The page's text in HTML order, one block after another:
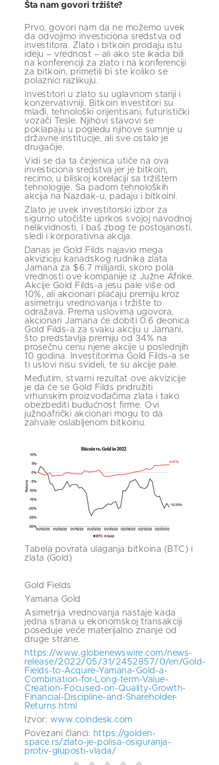
Šta nam govori tržište?
Prvo, govori nam da ne možemo uvek
da odvojimo investiciona sredstva od
investitora. Zlato i bitkoin prodaju istu
ideju – vrednost – ali ako ste ikada bili
na konferenciji za zlato i na konferenciji
za bitkoin, primetili bi ste koliko se
polaznici razlikuju.
Investitori u zlato su uglavnom stariji i
konzervativniji. Bitkoin investitori su
mlađi, tehnološki orijentisani, futuristički
vozači Tesle. Njihovi stavovi se
poklapaju u pogledu njihove sumnje u
državne institucije, ali sve ostalo je
drugačije.
Vidi se da ta činjenica utiče na ova
investiciona sredstva jer je bitkoin,
recimo, u bliskoj korelaciji sa tržištem
tehnologije. Sa padom tehnoloških
akcija na Nazdak-u, padaju i bitkoini.
Zlato je uvek investitorski izbor za
sigurno utočište uprkos svojoj navodnoj
nelikvidnosti. I baš zbog te postojanosti,
sledi i korporativna akcija.
Danas je Gold Filds najavio mega
akviziciju kanadskog rudnika zlata
Jamana za $6.7 milijardi, skoro pola
vrednosti ove kompanije iz Južne Afrike.
Akcije Gold Filds-a jesu pale više od
10%, ali akcionari plaćaju premiju kroz
asimetriju vrednovanja i tržište to
odražava. Prema uslovima ugovora,
akcionari Jamana će dobiti 0.6 deonica
Gold Filds-a za svaku akciju u Jamani,
što predstavlja premiju od 34% na
prosečnu cenu njene akcije u poslednjih
10 godina. Investitorima Gold Filds-a se
ti uslovi nisu svideli, te su akcije pale.
Međutim, stvarni rezultat ove akvizicije
je da će se Gold Filds pridružiti
vrhunskim proizvođačima zlata i tako
obezbediti budućnost firme. Ovi
južnoafrički akcionari mogu to da
zahvale oslabljenom bitkoinu.
Tabela povrata ulaganja bitkoina (BTC) i
zlata (Gold)
Gold Fields
Yamana Gold
Asimetrija vrednovanja nastaje kada
jedna strana u ekonomskoj transakciji
poseduje veće materijalno znanje od
druge strane.
https://www.globenewswire.com/news-
release/2022/05/31/2452857/0/en/Gold-
Fields-to-Acquire-Yamana-Gold-a-
Combination-for-Long-term-Value-
Creation-Focused-on-Quality-Growth-
Financial-Discipline-and-Shareholder-
Returns.html
Izvor: www.coindesk.com
Povezani članci: https://golden-
space.rs/zlato-je-polisa-osiguranja-
protiv-gluposti-vlada/